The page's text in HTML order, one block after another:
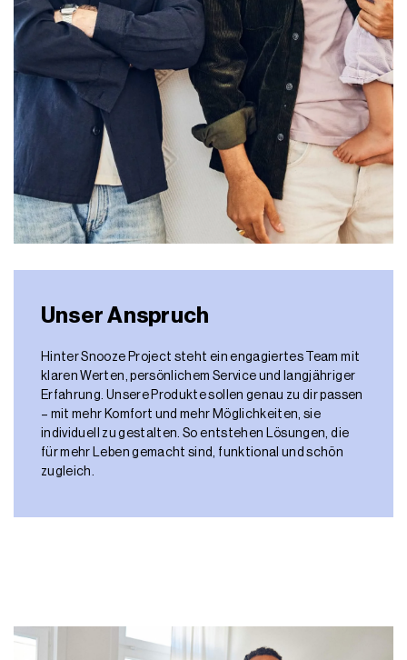
Unser Anspruch
Hinter Snooze Project steht ein engagiertes Team mit
klaren Werten, persönlichem Service und langjähriger
Erfahrung. Unsere Produkte sollen genau zu dir passen
– mit mehr Komfort und mehr Möglichkeiten, sie
individuell zu gestalten. So entstehen Lösungen, die
für mehr Leben gemacht sind, funktional und schön
zugleich.